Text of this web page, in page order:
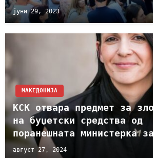
јуни 29, 2023
МАКЕДОНИЈА
КСК отвара предмет за
на буџетски средства од
поранешната министерка
август 27, 2024